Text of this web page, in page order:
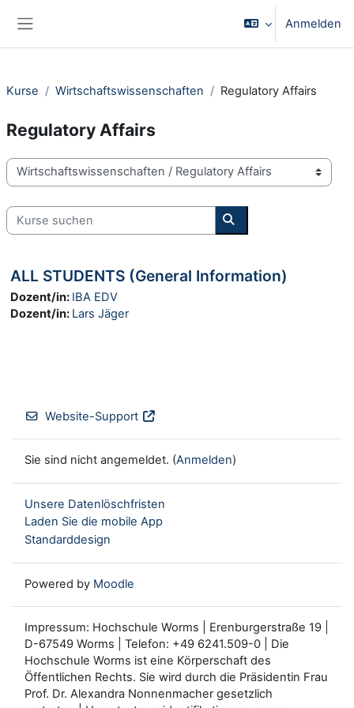
Anmelden
Kurse Wirtschaftswissenschaften Regulatory Affairs
Regulatory Affairs
Kursbereiche
Kurse suchen
Kurse suchen
ALL STUDENTS (General Information)
Dozent/in: IBA EDV
Dozent/in: Lars Jäger
Website-Support
Sie sind nicht angemeldet. (Anmelden)
Unsere Datenlöschfristen
Laden Sie die mobile App
Standarddesign
Powered by Moodle
Impressum: Hochschule Worms | Erenburgerstraße 19 |
D-67549 Worms | Telefon: +49 6241.509-0 | Die
Hochschule Worms ist eine Körperschaft des
Öffentlichen Rechts. Sie wird durch die Präsidentin Frau
Prof. Dr. Alexandra Nonnenmacher gesetzlich